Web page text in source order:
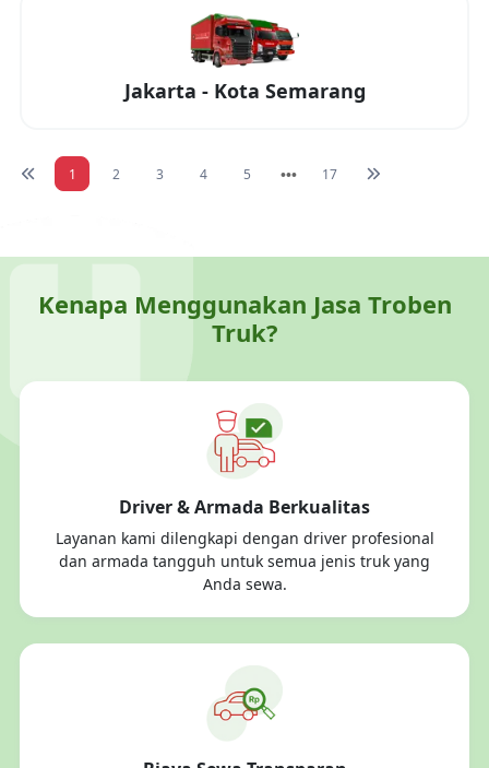
Jakarta - Kota Semarang
1 2 3 4 5 17
Kenapa Menggunakan Jasa Troben
Truk?
Driver & Armada Berkualitas
Layanan kami dilengkapi dengan driver profesional
dan armada tangguh untuk semua jenis truk yang
Anda sewa.